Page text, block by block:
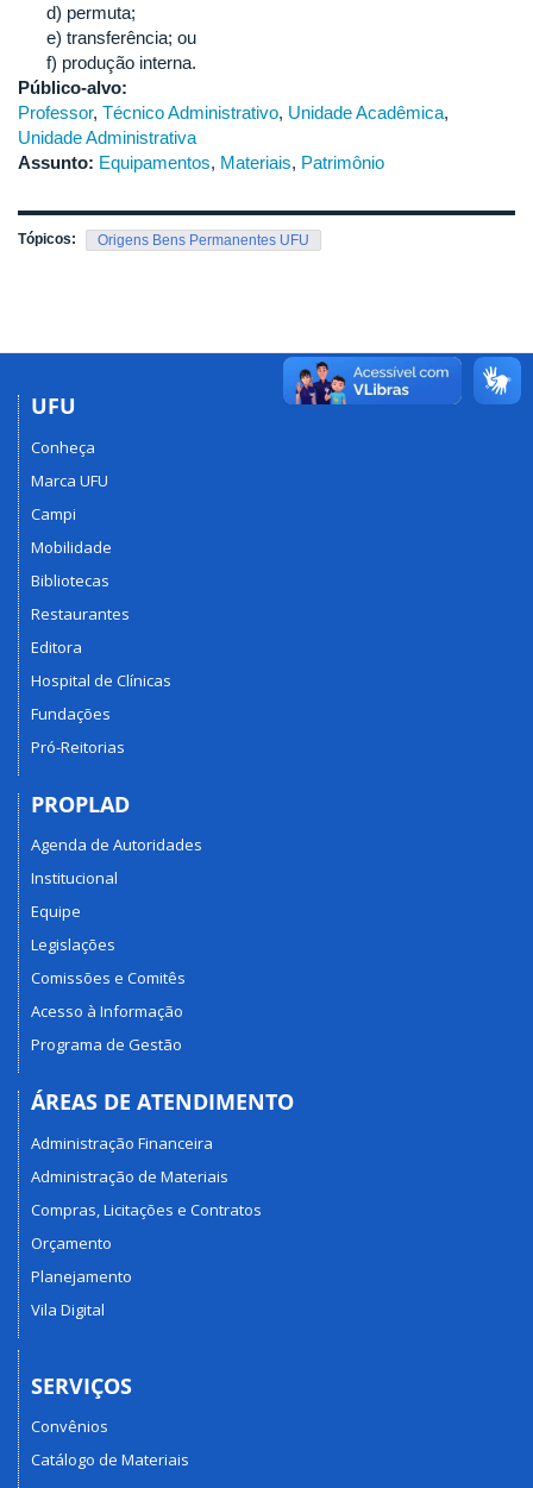
d) permuta;
e) transferência; ou
f) produção interna.
Público-alvo:
Professor, Técnico Administrativo, Unidade Acadêmica,
Unidade Administrativa
Assunto: Equipamentos, Materiais, Patrimônio
Tópicos: Origens Bens Permanentes UFU
UFU
Conheça
Marca UFU
Campi
Mobilidade
Bibliotecas
Restaurantes
Editora
Hospital de Clínicas
Fundações
Pró-Reitorias
PROPLAD
Agenda de Autoridades
Institucional
Equipe
Legislações
Comissões e Comitês
Acesso à Informação
Programa de Gestão
ÁREAS DE ATENDIMENTO
Administração Financeira
Administração de Materiais
Compras, Licitações e Contratos
Orçamento
Planejamento
Vila Digital
SERVIÇOS
Convênios
Catálogo de Materiais